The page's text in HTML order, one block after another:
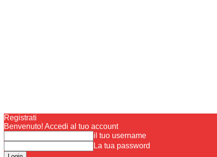
Registrati
Benvenuto! Accedi al tuo account
il tuo username
La tua password